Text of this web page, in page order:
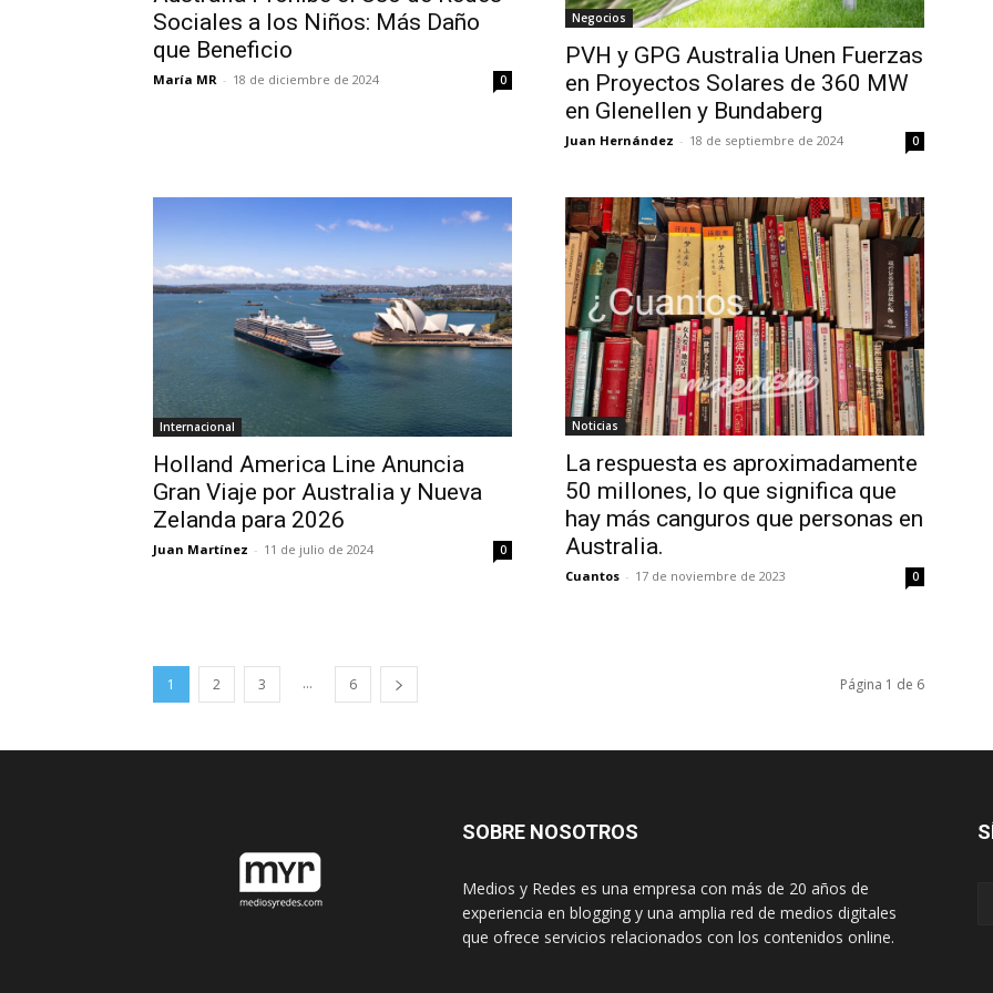
Sociales a los Niños: Más Daño
que Beneficio
María MR - 18 de diciembre de 2024 0
Negocios
PVH y GPG Australia Unen Fuerzas
en Proyectos Solares de 360 MW
en Glenellen y Bundaberg
Juan Hernández - 18 de septiembre de 2024 0
Internacional
Holland America Line Anuncia
Gran Viaje por Australia y Nueva
Zelanda para 2026
Juan Martínez - 11 de julio de 2024 0
Noticias
La respuesta es aproximadamente
50 millones, lo que significa que
hay más canguros que personas en
Australia.
Cuantos - 17 de noviembre de 2023 0
1 2 3 ... 6 Página 1 de 6
SOBRE NOSOTROS
Medios y Redes es una empresa con más de 20 años de
experiencia en blogging y una amplia red de medios digitales
que ofrece servicios relacionados con los contenidos online.